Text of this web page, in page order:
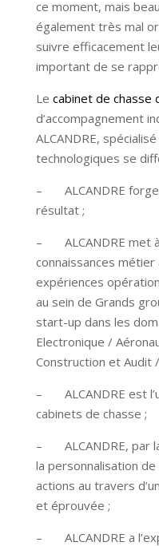
ce moment, mais
également très mal
suivre efficacement
important de se
Le cabinet de chasse
d’accompagnement
ALCANDRE,
technologiques se
– ALCANDRE forge
résultat ;
– ALCANDRE met
connaissances
expériences
au sein de Grands
start-up dans les
Electronique /
Construction et Audit
– ALCANDRE est
cabinets de chasse ;
– ALCANDRE, par
la personnalisation
actions au travers
et éprouvée ;
– ALCANDRE a